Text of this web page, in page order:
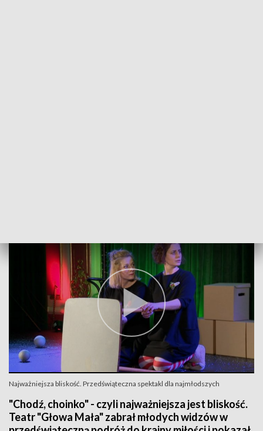
Najważniejsza bliskość. Przedświąteczna spektakl dla najmłodszych
"Chodź, choinko" - czyli najważniejsza jest bliskość.
Teatr "Głowa Mała" zabrał młodych widzów w